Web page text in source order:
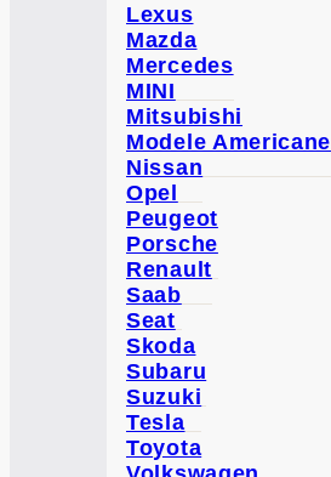
Lexus
Mazda
Mercedes
MINI
Mitsubishi
Modele Americane
Nissan
Opel
Peugeot
Porsche
Renault
Saab
Seat
Skoda
Subaru
Suzuki
Tesla
Toyota